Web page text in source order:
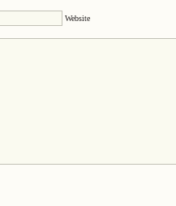
Website